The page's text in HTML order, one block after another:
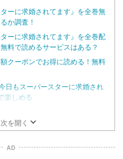
ーに求婚されてます』を全巻無
か調査！
ーに求婚されてます』を全巻配
料で読めるサービスはある？
クーポンでお得に読める！無料
日もスーパースターに求婚され
楽しめる
！
を開く
AD